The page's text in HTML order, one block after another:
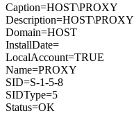
Caption=HOST\PROXY
Description=HOST\PROXY
Domain=HOST
InstallDate=
LocalAccount=TRUE
Name=PROXY
SID=S-1-5-8
SIDType=5
Status=OK